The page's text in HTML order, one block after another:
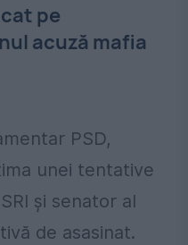
pe
acuză mafia
PSD,
unei tentative
și senator al
de asasinat.